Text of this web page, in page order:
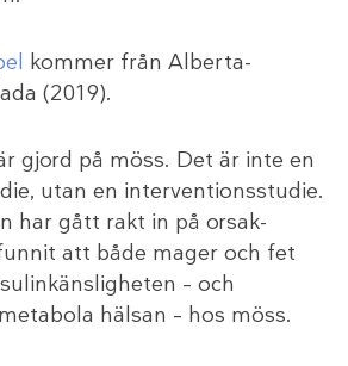
kommer från Alberta-
(2019).
gjord på möss. Det är inte en
utan en interventionsstudie.
har gått rakt in på orsak-
att både mager och fet
– och
hälsan – hos möss.